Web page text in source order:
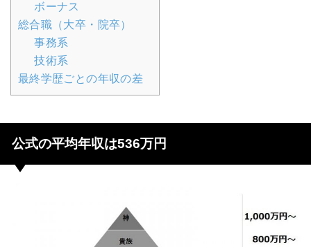
ボーナス
総合職（大卒・院卒）
事務系
技術系
最終学歴ごとの年収の差
公式の平均年収は536万円